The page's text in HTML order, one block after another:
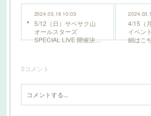
2024.03.16 10:03
5/12（日）サベサク山
オールスターズ
SPECIAL LIVE 開催決…
4/15（
イベン
細はこ
0コメント